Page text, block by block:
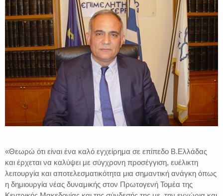
«Θεωρώ ότι είναι ένα καλό εγχείρημα σε επίπεδο Β.Ελλάδας
και έρχεται να καλύψει με σύγχρονη προσέγγιση, ευέλικτη
λειτουργία και αποτελεσματικότητα μια σημαντική ανάγκη όπως
η δημιουργία νέας δυναμικής στον Πρωτογενή Τομέα της